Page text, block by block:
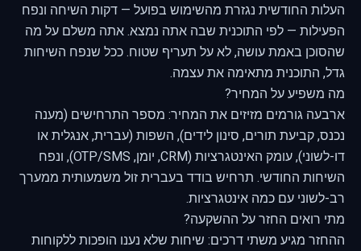
העלות החודשית נגזרת מהשימוש בפועל — דקות השיחה ונפח
הפעילות — לפי התוכנית שבה אתה נמצא. אתה משלם על מה
שהסוכן באמת עושה, לא על תעריף שטוח. ככל שנפח השיחות
גדל, התוכנית מתאימה את עצמה.
מה משפיע על המחיר?
ארבעה גורמים מזיזים את המחיר: מספר התרחישים (מענה
נכנס, קביעת תורים, סינון לידים), השפות (עברית, אנגלית או
דו-לשוני), עומק האינטגרציות (CRM, יומן, OTP/SMS), ונפח
השיחות החודשי. תרחיש בודד בעברית זול משמעותית ממערך
רב-לשוני עם כמה אינטגרציות.
מתי רואים החזר על ההשקעה?
ההחזר מגיע משתי דרכים: שיחות שלא נענו הופכות ללקוחות